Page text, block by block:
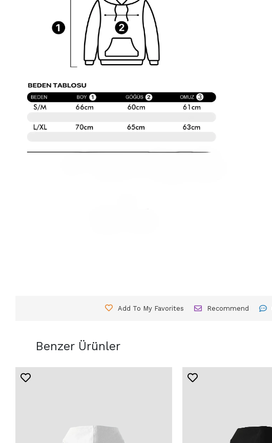
Add To My Favorites Recommend
Benzer Ürünler